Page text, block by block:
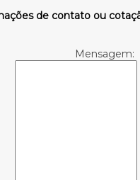
de contato ou
Mensagem: